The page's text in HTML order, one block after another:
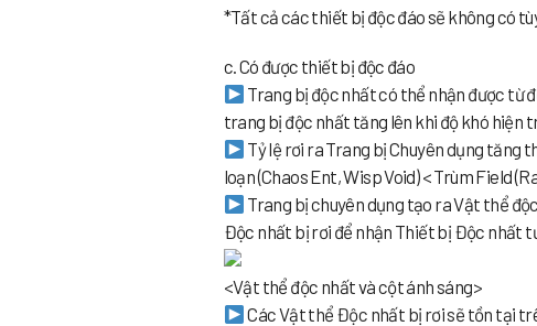
*Tất cả các thiết bị độc đáo sẽ không có
c. Có được thiết bị độc đáo
Trang bị độc nhất có thể nhận được từ
trang bị độc nhất tăng lên khi độ khó hiện
Tỷ lệ rơi ra Trang bị Chuyên dụng tăng
loạn (Chaos Ent, Wisp Void) < Trùm Field
Trang bị chuyên dụng tạo ra Vật thể
Độc nhất bị rơi để nhận Thiết bị Độc nhất
<Vật thể độc nhất và cột ánh sáng>
Các Vật thể Độc nhất bị rơi sẽ tồn tại